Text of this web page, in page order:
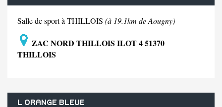
Salle de sport à THILLOIS (à 19.1km de Aougny)
ZAC NORD THILLOIS ILOT 4 51370
THILLOIS
L ORANGE BLEUE